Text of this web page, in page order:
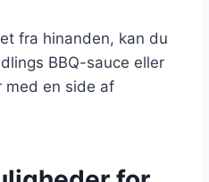
fra hinanden, kan du
BBQ-sauce eller
med en side af